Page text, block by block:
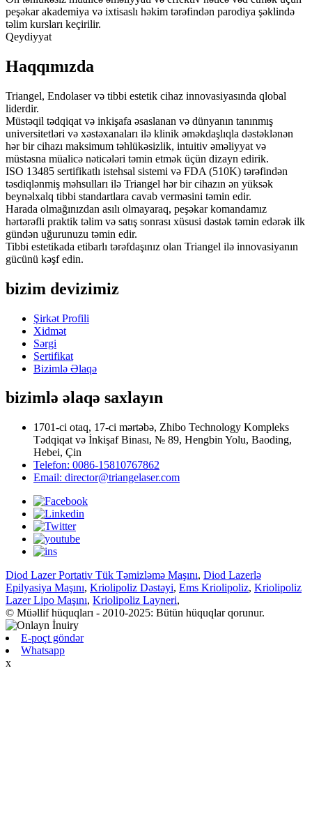
peşəkar akademiya və ixtisaslı həkim tərəfindən parodiya şəklində
təlim kursları keçirilir.
Qeydiyyat
Haqqımızda
Triangel, Endolaser və tibbi estetik cihaz innovasiyasında qlobal
liderdir.
Müstəqil tədqiqat və inkişafa əsaslanan və dünyanın tanınmış
universitetləri və xəstəxanaları ilə klinik əməkdaşlıqla dəstəklənən
hər bir cihazı maksimum təhlükəsizlik, intuitiv əməliyyat və
müstəsna müalicə nəticələri təmin etmək üçün dizayn edirik.
ISO 13485 sertifikatlı istehsal sistemi və FDA (510K) tərəfindən
təsdiqlənmiş məhsulları ilə Triangel hər bir cihazın ən yüksək
beynəlxalq tibbi standartlara cavab verməsini təmin edir.
Harada olmağınızdan asılı olmayaraq, peşəkar komandamız
hərtərəfli praktik təlim və satış sonrası xüsusi dəstək təmin edərək ilk
gündən uğurunuzu təmin edir.
Tibbi estetikada etibarlı tərəfdaşınız olan Triangel ilə innovasiyanın
gücünü kəşf edin.
bizim devizimiz
Şirkət Profili
Xidmət
Sərgi
Sertifikat
Bizimlə Əlaqə
bizimlə əlaqə saxlayın
1701-ci otaq, 17-ci mərtəbə, Zhibo Technology Kompleks
Tədqiqat və İnkişaf Binası, № 89, Hengbin Yolu, Baoding,
Hebei, Çin
Telefon: 0086-15810767862
Email: director@triangelaser.com
Diod Lazer Portativ Tük Təmizləmə Maşını, Diod Lazerlə
Epilyasiya Maşını, Kriolipoliz Dəstəyi, Ems Kriolipoliz, Kriolipoliz
Lazer Lipo Maşını, Kriolipoliz Layneri,
© Müəllif hüquqları - 2010-2025: Bütün hüquqlar qorunur.
E-poçt göndər
Whatsapp
x